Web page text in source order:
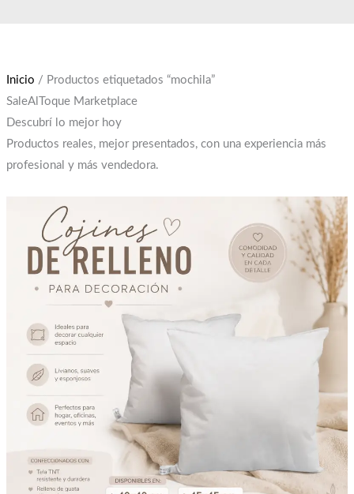
Inicio / Productos etiquetados “mochila”
SaleAlToque Marketplace
Descubrí lo mejor hoy
Productos reales, mejor presentados, con una experiencia más
profesional y más vendedora.
era:
$12,000.
es:
$10,000.